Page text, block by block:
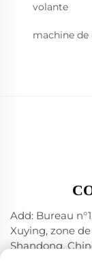
volante
machine
Add: Bureau
Xuying, zone
Shandong,